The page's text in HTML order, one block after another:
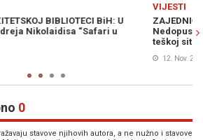
UNIVERZITETSKIH PROFESORA U BiH:
i drskost aktualne vlasti prema
0
stavove njihovih autora, a ne nužno i stavove